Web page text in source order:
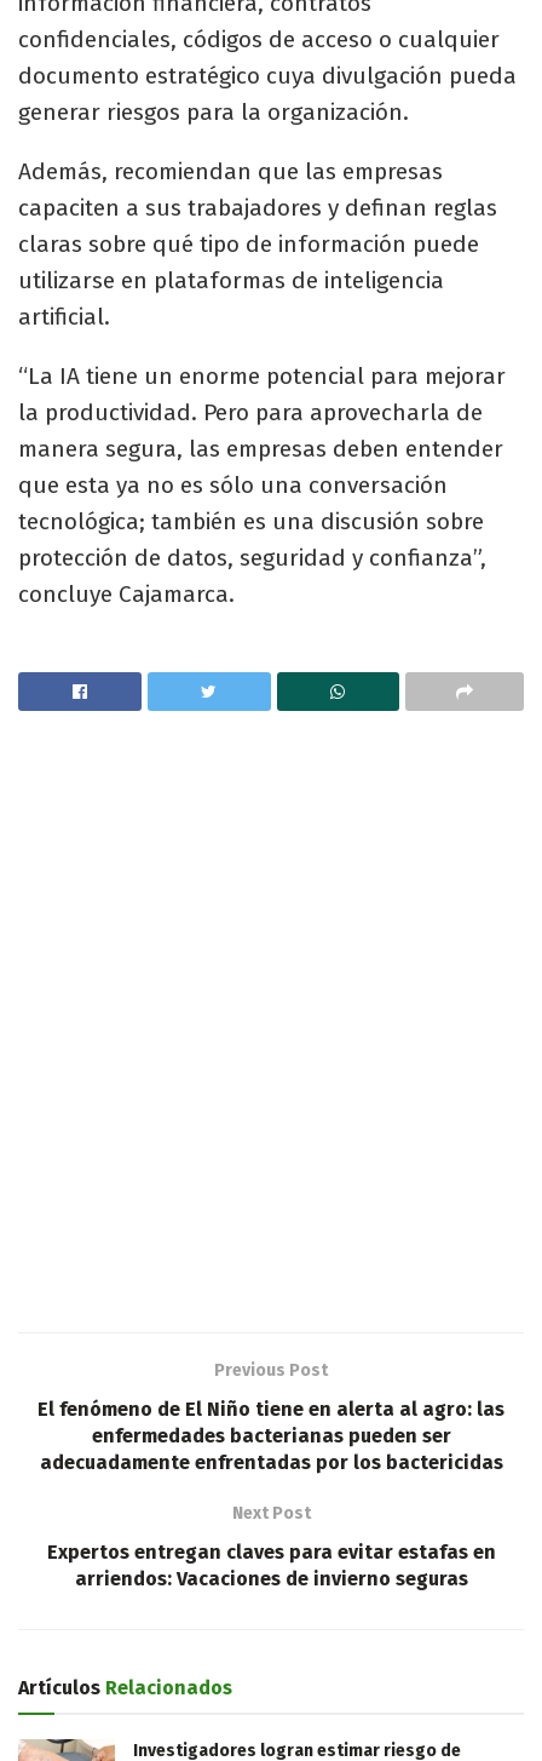
confidenciales, códigos de acceso o cualquier
documento estratégico cuya divulgación pueda
generar riesgos para la organización.
Además, recomiendan que las empresas
capaciten a sus trabajadores y definan reglas
claras sobre qué tipo de información puede
utilizarse en plataformas de inteligencia
artificial.
“La IA tiene un enorme potencial para mejorar
la productividad. Pero para aprovecharla de
manera segura, las empresas deben entender
que esta ya no es sólo una conversación
tecnológica; también es una discusión sobre
protección de datos, seguridad y confianza”,
concluye Cajamarca.
Previous Post
El fenómeno de El Niño tiene en alerta al agro: las
enfermedades bacterianas pueden ser
adecuadamente enfrentadas por los bactericidas
Next Post
Expertos entregan claves para evitar estafas en
arriendos: Vacaciones de invierno seguras
Artículos Relacionados
Investigadores logran estimar riesgo de